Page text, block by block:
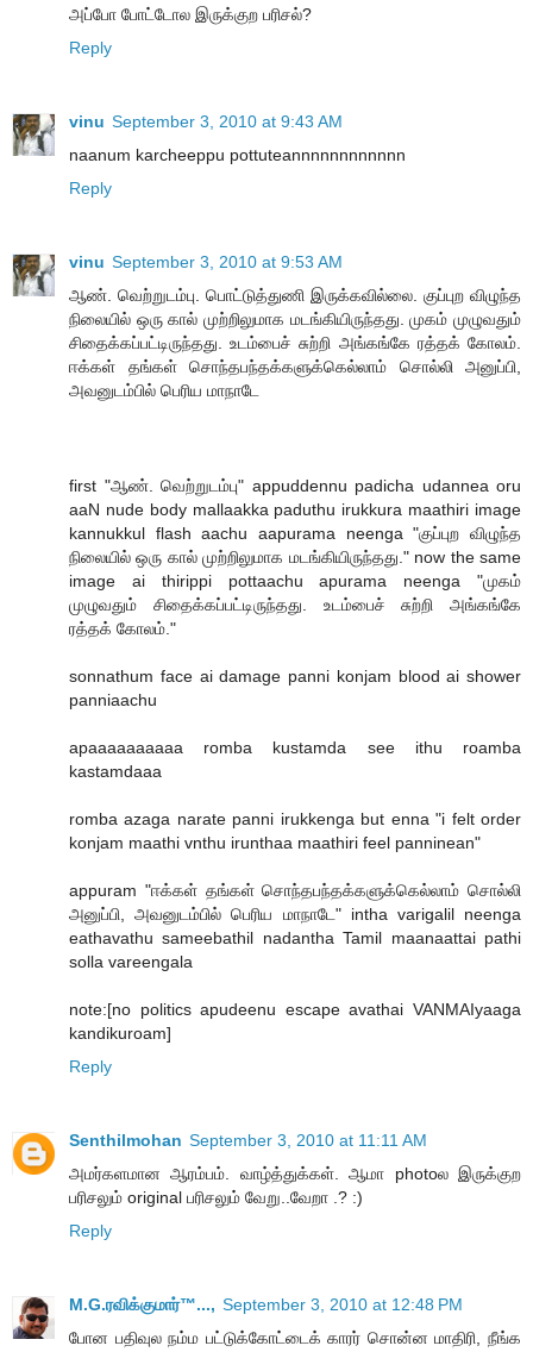
அப்போ போட்டோல இருக்குற பரிசல்?
Reply
vinu September 3, 2010 at 9:43 AM
naanum karcheeppu pottuteannnnnnnnnnnn
Reply
vinu September 3, 2010 at 9:53 AM
ஆண். வெற்றுடம்பு. பொட்டுத்துணி இருக்கவில்லை. குப்புற விழுந்த
நிலையில் ஒரு கால் முற்றிலுமாக மடங்கியிருந்தது. முகம் முழுவதும்
சிதைக்கப்பட்டிருந்தது. உடம்பைச் சுற்றி அங்கங்கே ரத்தக் கோலம்.
ஈக்கள் தங்கள் சொந்தபந்தக்களுக்கெல்லாம் சொல்லி அனுப்பி,
அவனுடம்பில் பெரிய மாநாடே
first "ஆண். வெற்றுடம்பு" appuddennu padicha udannea oru
aaN nude body mallaakka paduthu irukkura maathiri image
kannukkul flash aachu aapurama neenga "குப்புற விழுந்த
நிலையில் ஒரு கால் முற்றிலுமாக மடங்கியிருந்தது." now the same
image ai thirippi pottaachu apurama neenga "முகம்
முழுவதும் சிதைக்கப்பட்டிருந்தது. உடம்பைச் சுற்றி அங்கங்கே
ரத்தக் கோலம்."
sonnathum face ai damage panni konjam blood ai shower
panniaachu
apaaaaaaaaaa romba kustamda see ithu roamba
kastamdaaa
romba azaga narate panni irukkenga but enna "i felt order
konjam maathi vnthu irunthaa maathiri feel panninean"
appuram "ஈக்கள் தங்கள் சொந்தபந்தக்களுக்கெல்லாம் சொல்லி
அனுப்பி, அவனுடம்பில் பெரிய மாநாடே" intha varigalil neenga
eathavathu sameebathil nadantha Tamil maanaattai pathi
solla vareengala
note:[no politics apudeenu escape avathai VANMAIyaaga
kandikuroam]
Reply
Senthilmohan September 3, 2010 at 11:11 AM
அமர்களமான ஆரம்பம். வாழ்த்துக்கள். ஆமா photoல இருக்குற
பரிசலும் original பரிசலும் வேறு..வேறா .? :)
Reply
M.G.ரவிக்குமார்™..., September 3, 2010 at 12:48 PM
போன பதிவுல நம்ம பட்டுக்கோட்டைக் காரர் சொன்ன மாதிரி, நீங்க